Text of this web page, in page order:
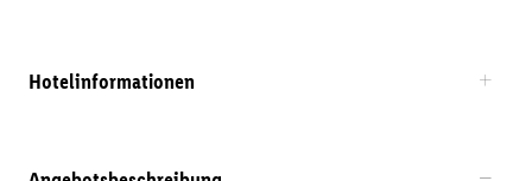
Hotelinformationen